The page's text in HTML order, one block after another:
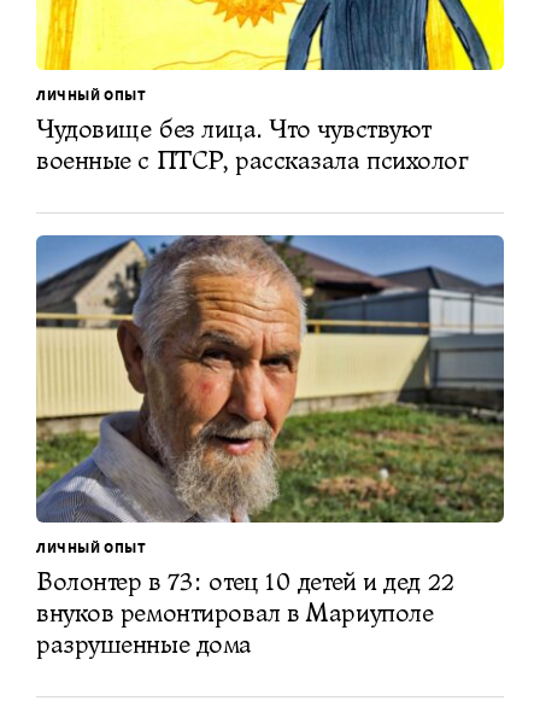
ЛИЧНЫЙ ОПЫТ
Чудовище без лица. Что чувствуют
военные с ПТСР, рассказала психолог
ЛИЧНЫЙ ОПЫТ
Волонтер в 73: отец 10 детей и дед 22
внуков ремонтировал в Мариуполе
разрушенные дома